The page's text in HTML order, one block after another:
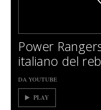
Power
italiano del
DA YOUTUBE
PLAY